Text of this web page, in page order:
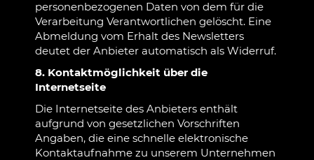
personenbezogenen Daten von dem für die
Verarbeitung Verantwortlichen gelöscht. Eine
Abmeldung vom Erhalt des Newsletters
deutet der Anbieter automatisch als Widerruf.
8. Kontaktmöglichkeit über die
Internetseite
Die Internetseite des Anbieters enthält
aufgrund von gesetzlichen Vorschriften
Angaben, die eine schnelle elektronische
Kontaktaufnahme zu unserem Unternehmen